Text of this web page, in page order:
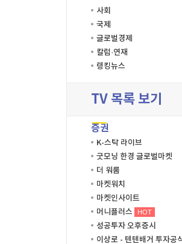
사회
국제
글로벌경제
칼럼·연재
랭킹뉴스
TV 목록 보기
증권
K-스탁 라이브
굿모닝 한경 글로벌마켓
더 워룸
마켓워치
마켓인사이트
머니플러스
HOT
성공투자 오후증시
이상로 - 텐텐배거 투자공